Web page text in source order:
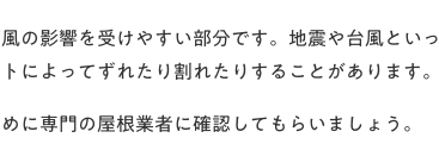
の影響を受けやすい部分です。地震や台風といっ
よってずれたり割れたりすることがあります。
専門の屋根業者に確認してもらいましょう。